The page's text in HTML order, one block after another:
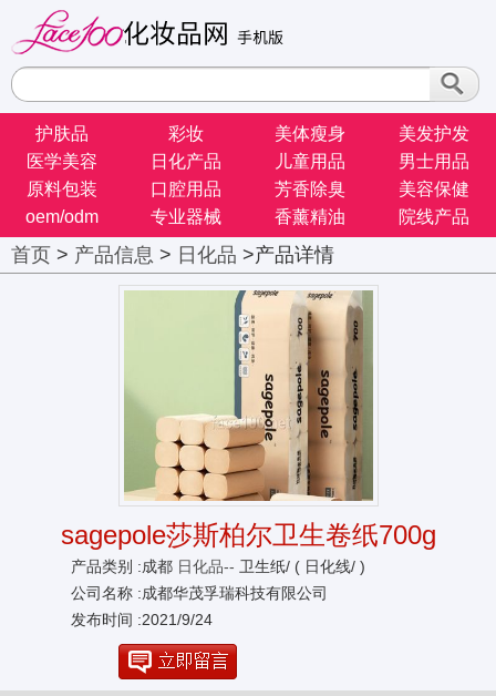
护肤品 彩妆 美体瘦身
美发护发
医学美容
日化产品 儿童用品
男士用品
原料包装
口腔用品 芳香除臭
美容保健
oem/odm
专业器械 香薰精油 院线产品
首页 > 产品信息 > 日化品 >产品详情
sagepole莎斯柏尔卫生卷纸700g
产品类别 :成都 日化品-- 卫生纸/ ( 日化线/ )
公司名称 :成都华茂孚瑞科技有限公司
发布时间 :2021/9/24